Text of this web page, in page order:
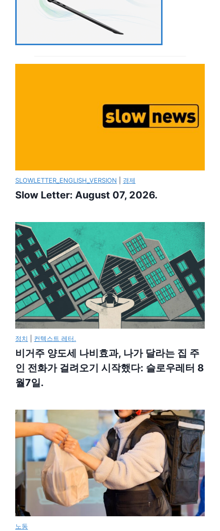
SLOWLETTER_ENGLISH_VERSION 경제
Slow Letter: August 07, 2026.
정치 컨텍스트 레터.
비거주 양도세 나비효과, 나가 달라는 집 주
인 전화가 걸려오기 시작했다: 슬로우레터 8
월7일.
노동